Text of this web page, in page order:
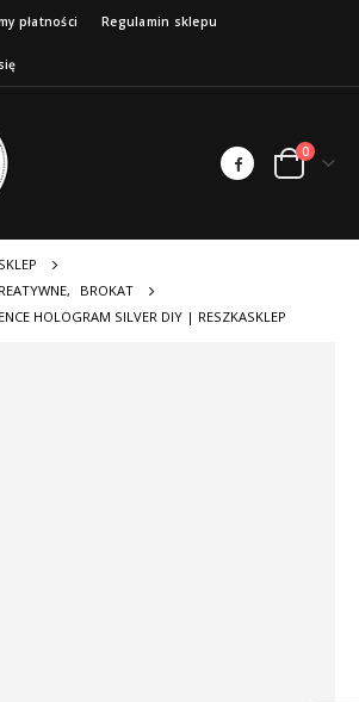
płatności Regulamin sklepu
0
SKLEP
,
BROKAT
HOLOGRAM SILVER DIY | RESZKASKLEP